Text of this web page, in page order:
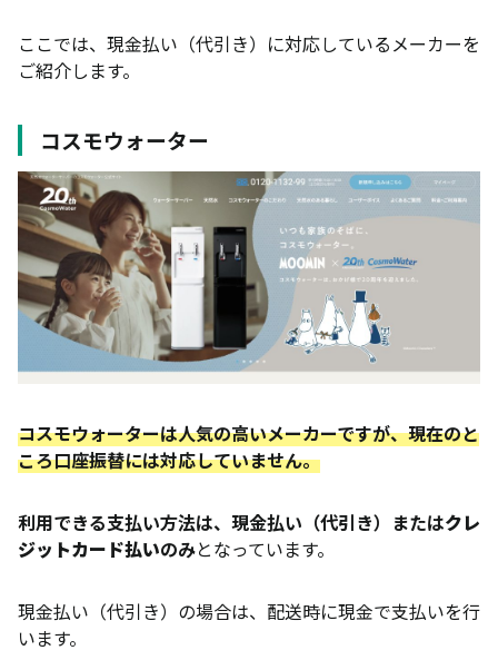
ここでは、現金払い（代引き）に対応しているメーカーを
ご紹介します。
コスモウォーター
コスモウォーターは人気の高いメーカーですが、現在のと
ころ口座振替には対応していません。
利用できる支払い方法は、現金払い（代引き）またはクレ
ジットカード払いのみとなっています。
現金払い（代引き）の場合は、配送時に現金で支払いを行
います。